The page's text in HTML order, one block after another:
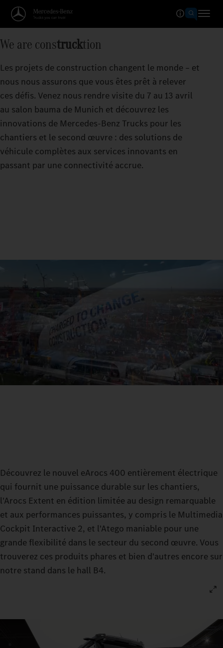
We are construcktion
Les projets de construction changent le monde – et
nous nous assurons que vous êtes prêt à relever
ces défis. Venez nous rendre visite du 7 au 13 avril
au salon bauma de Munich et découvrez les
innovations de Mercedes‑Benz Trucks pour les
chantiers et le second œuvre : des solutions de
véhicule complètes aux services innovants en
passant par une connectivité accrue.
Découvrez le nouvel eArocs 400 entièrement électrique
qui fournit une puissance durable sur les chantiers,
l'Arocs Extent en édition limitée au design remarquable
et aux performances puissantes, y compris le Multimedia
Cockpit Interactive 2, et l'Atego maniable pour une
grande flexibilité dans le secteur du second œuvre. Vous
trouverez ces produits phares et bien d'autres encore sur
notre stand dans le hall B4.